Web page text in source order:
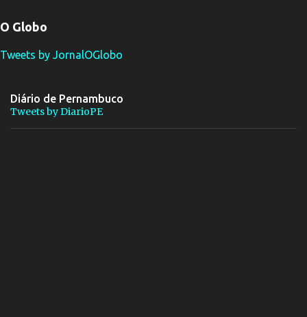
O Globo
Tweets by JornalOGlobo
Diário de Pernambuco
Tweets by DiarioPE